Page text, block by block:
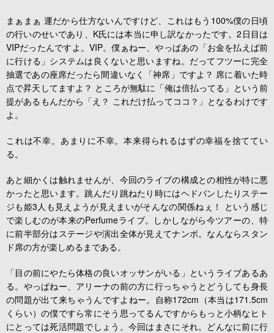
まぁまぁ 運だから仕方ないんですけど、これはもう100%僕の日頃
の行いのせいであり、K氏には本当に申し訳なかったです。2日目は
VIPだったんですよ。VIP。僕ぁねー、やっぱあの「お金を払えば前
に行ける」システムは良くないと思いますね。だってフツーに完全
抽選であの座席だったら間違いなく「神席」ですよ？ 席に着いた時
点で昇天してますよ？ ところが無駄に「俺は倍払ってる」という前
提があるもんだから「え？ これだけ払ってココ？」となるわけです
よ。
これは不幸。あまりに不幸。本来得られるはずの幸福を捨ててい
る。
あと細かくは触れませんが、今回のライブの構成との相性が特に悪
かったと思います。跳んだり跳ねたり時にはヘドバンしたりステー
ジも姫3人も見えようが見えまいがそんなの関係ねぇ！ という感じ
で楽しむのが本来のPerfumeライブ。しかしながら今ツアーの、特
に前半部分はステージや演出全体が見えてナンボ。なんならスタン
ド席の方が楽しめるまである。
「目の前にやたら体格の良いオッサンがいる」というライブあるあ
る。やっぱねー、アリーナの前の方に行っちゃうとどうしても身長
の問題が出て来ちゃうんですよねー。自称172cm（本当は171.5cm
くらい）の僕ですら常にそう思ってるんですからもっと小柄なヒト
にとっては死活問題でしょう。今回はまさにそれ。どんなに前に行